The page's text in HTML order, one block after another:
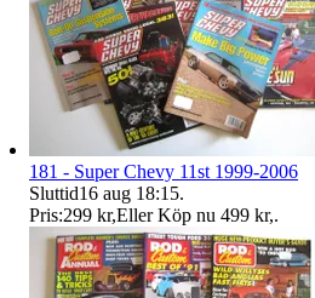
181 - Super Chevy 11st 1999-2006
Sluttid16 aug 18:15.
Pris:299 kr,Eller Köp nu 499 kr,.